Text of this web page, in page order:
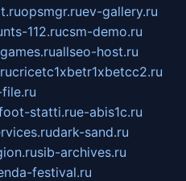
opsmgr.ruev-gallery.ru
112.rucsm-demo.ru
allseo-host.ru
cricetc1xbetr1xbetcc2.ru
statti.rue-abis1c.ru
dark-sand.ru
sib-archives.ru
festival.ru